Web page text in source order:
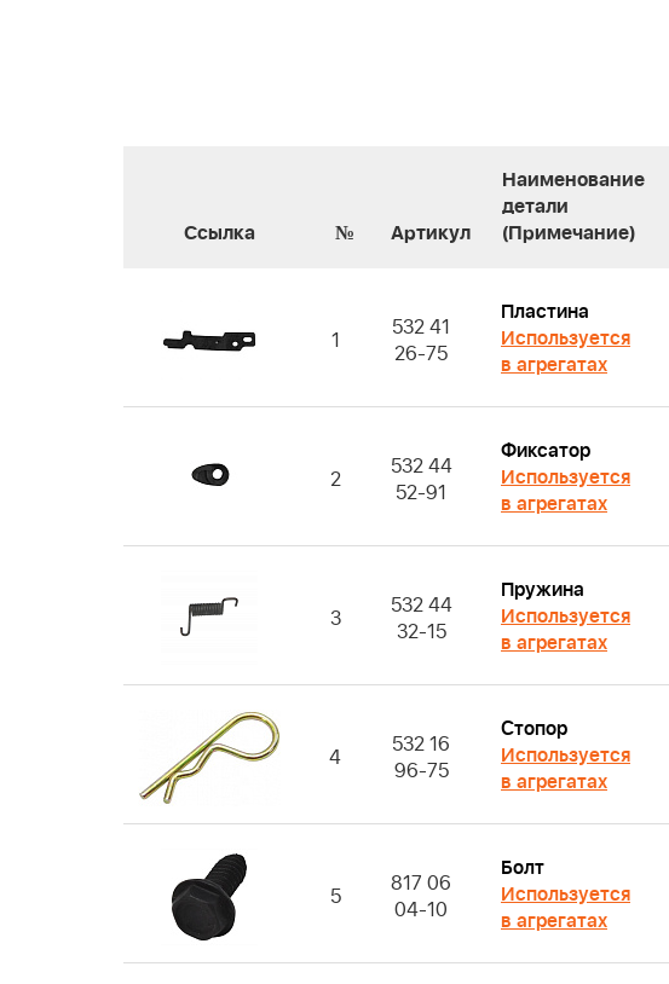
Ссылка № Артикул
Наименование
детали
(Примечание)
1
532 41
26-75
Пластина
Используется
в агрегатах
2
532 44
52-91
Фиксатор
Используется
в агрегатах
3
532 44
32-15
Пружина
Используется
в агрегатах
4
532 16
96-75
Стопор
Используется
в агрегатах
5
817 06
04-10
Болт
Используется
в агрегатах